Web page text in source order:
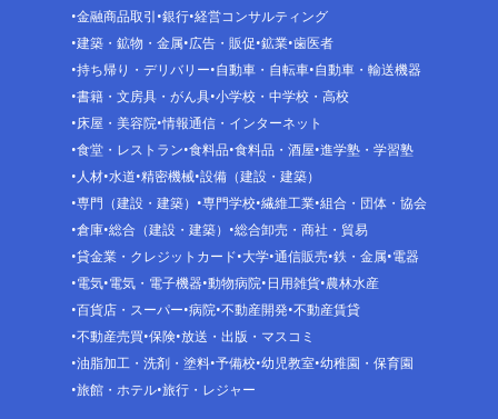
金融商品取引 銀行 経営コンサルティング
建築・鉱物・金属 広告・販促 鉱業 歯医者
持ち帰り・デリバリー 自動車・自転車 自動車・輸送機器
書籍・文房具・がん具 小学校・中学校・高校
床屋・美容院 情報通信・インターネット
食堂・レストラン 食料品 食料品・酒屋 進学塾・学習塾
人材 水道 精密機械 設備（建設・建築）
専門（建設・建築）
専門学校 繊維工業 組合・団体・協会
倉庫 総合（建設・建築）
総合卸売・商社・貿易
貸金業・クレジットカード 大学 通信販売 鉄・金属 電器
電気 電気・電子機器 動物病院 日用雑貨 農林水産
百貨店・スーパー 病院 不動産開発 不動産賃貸
不動産売買 保険 放送・出版・マスコミ
油脂加工・洗剤・塗料 予備校 幼児教室 幼稚園・保育園
旅館・ホテル 旅行・レジャー